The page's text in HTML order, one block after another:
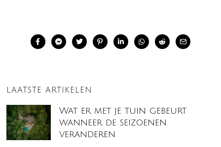
LAATSTE ARTIKELEN
Wat er met je tuin gebeurt
wanneer de seizoenen
veranderen